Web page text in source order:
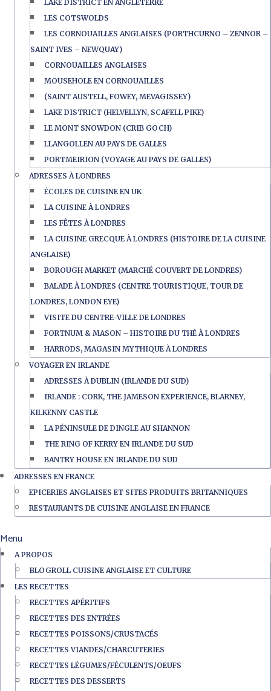
LAKE DISTRICT EN ANGLETERRE
LES COTSWOLDS
LES CORNOUAILLES ANGLAISES (PORTHCURNO – ZENNOR –
SAINT IVES – NEWQUAY)
CORNOUAILLES ANGLAISES
MOUSEHOLE EN CORNOUAILLES
(SAINT AUSTELL, FOWEY, MEVAGISSEY)
LAKE DISTRICT (HELVELLYN, SCAFELL PIKE)
LE MONT SNOWDON (CRIB GOCH)
LLANGOLLEN AU PAYS DE GALLES
PORTMEIRION (VOYAGE AU PAYS DE GALLES)
ADRESSES À LONDRES
ÉCOLES DE CUISINE EN UK
LA CUISINE À LONDRES
LES FÊTES À LONDRES
LA CUISINE GRECQUE À LONDRES (HISTOIRE DE LA CUISINE
ANGLAISE)
BOROUGH MARKET (MARCHÉ COUVERT DE LONDRES)
BALADE À LONDRES (CENTRE TOURISTIQUE, TOUR DE
LONDRES, LONDON EYE)
VISITE DU CENTRE-VILLE DE LONDRES
FORTNUM & MASON – HISTOIRE DU THÉ À LONDRES
HARRODS, MAGASIN MYTHIQUE À LONDRES
VOYAGER EN IRLANDE
ADRESSES À DUBLIN (IRLANDE DU SUD)
IRLANDE : CORK, THE JAMESON EXPERIENCE, BLARNEY,
KILKENNY CASTLE
LA PÉNINSULE DE DINGLE AU SHANNON
THE RING OF KERRY EN IRLANDE DU SUD
BANTRY HOUSE EN IRLANDE DU SUD
ADRESSES EN FRANCE
EPICERIES ANGLAISES ET SITES PRODUITS BRITANNIQUES
RESTAURANTS DE CUISINE ANGLAISE EN FRANCE
Menu
A PROPOS
BLOGROLL CUISINE ANGLAISE ET CULTURE
LES RECETTES
RECETTES APÉRITIFS
RECETTES DES ENTRÉES
RECETTES POISSONS/CRUSTACÉS
RECETTES VIANDES/CHARCUTERIES
RECETTES LÉGUMES/FÉCULENTS/OEUFS
RECETTES DES DESSERTS